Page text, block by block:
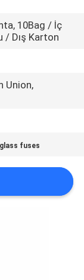
10Bag / İç
/ Dış Karton
Union,
fuses